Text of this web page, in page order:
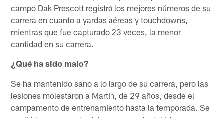
campo Dak Prescott registró los mejores números de su
carrera en cuanto a yardas aéreas y touchdowns,
mientras que fue capturado 23 veces, la menor
cantidad en su carrera.
¿Qué ha sido malo?
Se ha mantenido sano a lo largo de su carrera, pero las
lesiones molestaron a Martin, de 29 años, desde el
campamento de entrenamiento hasta la temporada. Se